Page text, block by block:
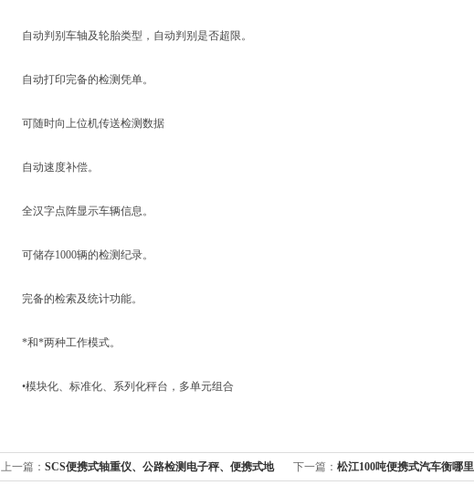
自动判别车轴及轮胎类型，自动判别是否超限。
自动打印完备的检测凭单。
可随时向上位机传送检测数据
自动速度补偿。
全汉字点阵显示车辆信息。
可储存1000辆的检测纪录。
完备的检索及统计功能。
*和*两种工作模式。
•模块化、标准化、系列化秤台，多单元组合
上一篇： SCS便携式轴重仪、公路检测电子秤、便携式地 下一篇： 松江100吨便携式汽车衡哪